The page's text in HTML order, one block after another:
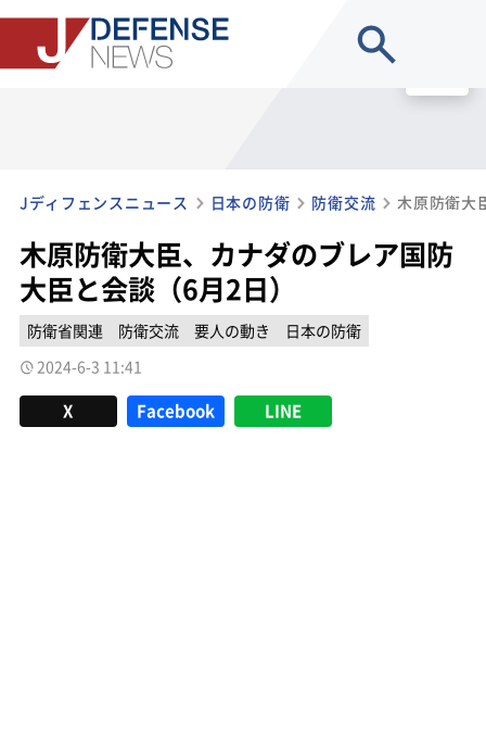
Jディフェンスニュース 日本の防衛 防衛交流
木原防衛大臣、カナダのブレア国防
大臣と会談（6月2日）
防衛省関連 防衛交流 要人の動き
日本の防衛
2024-6-3 11:41
X Facebook LINE